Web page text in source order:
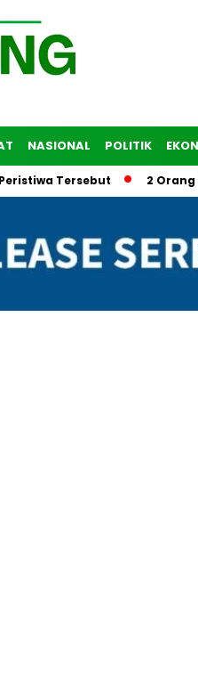
NASIONAL POLITIK
2 Orang